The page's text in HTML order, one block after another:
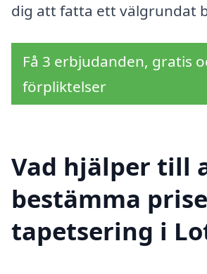
dig att fatta ett välgrundat
Få 3 erbjudanden, gratis
förpliktelser
Vad hjälper till
bestämma
tapetsering i